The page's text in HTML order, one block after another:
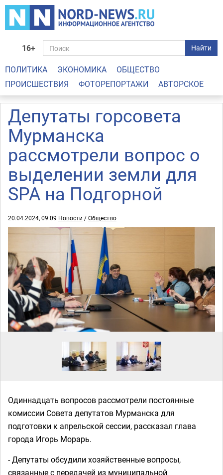
16+ Найти
ПОЛИТИКА ЭКОНОМИКА
ОБЩЕСТВО
ПРОИСШЕСТВИЯ
ФОТОРЕПОРТАЖИ АВТОРСКОЕ
Депутаты горсовета
Мурманска
рассмотрели вопрос о
выделении земли для
SPA на Подгорной
20.04.2024, 09:09 Новости /Общество
Одиннадцать вопросов рассмотрели постоянные
комиссии Совета депутатов Мурманска для
подготовки к апрельской сессии, рассказал глава
города Игорь Морарь.
- Депутаты обсудили хозяйственные вопросы,
связанные с передачей из муниципальной